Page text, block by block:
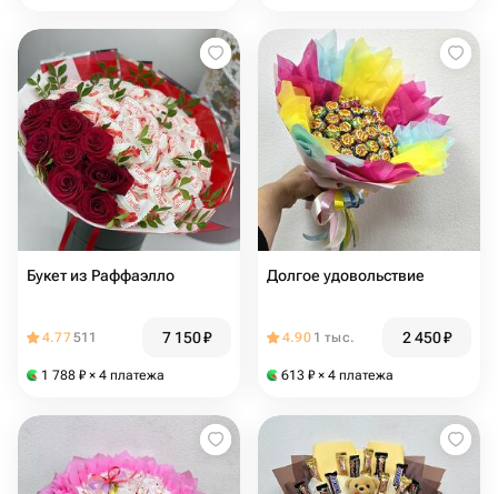
Букет из Раффаэлло
4.77511 7 150₽
1 788 ₽ × 4 платежа
Долгое удовольствие
4.90 1 тыс. 2 450₽
613 ₽ × 4 платежа